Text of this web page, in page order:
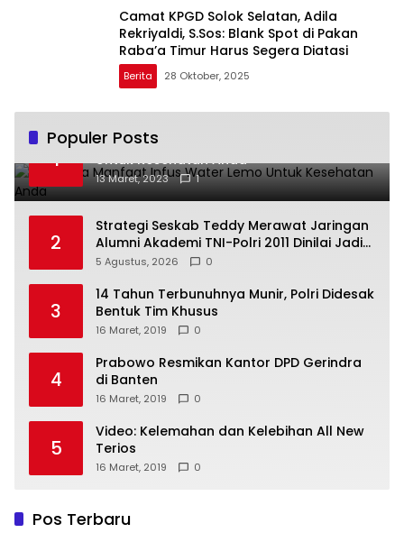
Camat KPGD Solok Selatan, Adila
Rekriyaldi, S.Sos: Blank Spot di Pakan
Raba’a Timur Harus Segera Diatasi
Berita 28 Oktober, 2025
Populer Posts
1
Beberapa Manfaat Infus Water Lemo
Untuk Kesehatan Anda
13 Maret, 2023 1
2
Strategi Seskab Teddy Merawat Jaringan
Alumni Akademi TNI-Polri 2011 Dinilai Jadi
“Masterclass” Membangun Loyalitas
5 Agustus, 2026 0
3
14 Tahun Terbunuhnya Munir, Polri Didesak
Bentuk Tim Khusus
16 Maret, 2019 0
4
Prabowo Resmikan Kantor DPD Gerindra
di Banten
16 Maret, 2019 0
5
Video: Kelemahan dan Kelebihan All New
Terios
16 Maret, 2019 0
Pos Terbaru